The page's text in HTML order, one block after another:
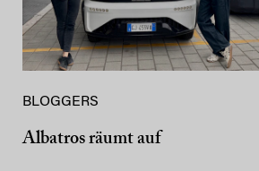
BLOGGERS
Albatros räumt auf